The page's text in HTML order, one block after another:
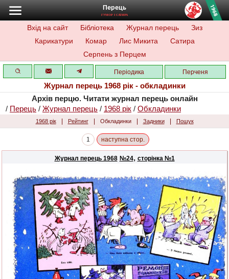
Перець
ГУМОР І САТИРА
Вхід на сайт Бібліотека Журнал перець
Зиз
Карикатури
Комар Лис Микита
Сатира
Серпень з Перцем
Періодика Перченя
Журнал перець 1968 рік - обкладинки
Архів перцю. Читати журнал перець онлайн
/ Перець / Журнал перець / 1968 рік / Обкладинки
1968 рік Рейтинг Обкладинки Задники Пошук
1 наступна стор.
Журнал перець 1968 №24, сторінка №1